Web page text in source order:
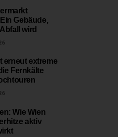
Gebäude,
wird
erneut extreme
Fernkälte
Wie Wien
aktiv